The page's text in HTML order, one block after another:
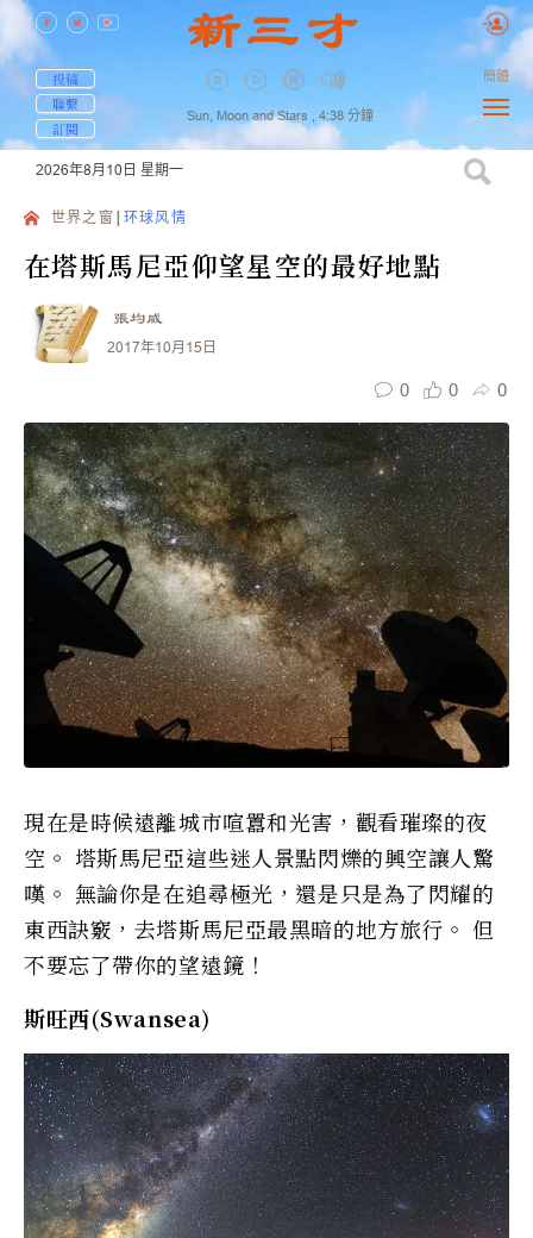
投稿
聯繫
訂閱
Sun, Moon and Stars , 4:38 分鐘
簡體
2026年8月10日 星期一
世界之窗 环球风情
在塔斯馬尼亞仰望星空的最好地點
張均威
2017年10月15日
0 0 0
現在是時候遠離城市喧囂和光害，觀看璀璨的夜
空。 塔斯馬尼亞這些迷人景點閃爍的興空讓人驚
嘆。 無論你是在追尋極光，還是只是為了閃耀的
東西訣竅，去塔斯馬尼亞最黑暗的地方旅行。 但
不要忘了帶你的望遠鏡！
斯旺西(Swansea)